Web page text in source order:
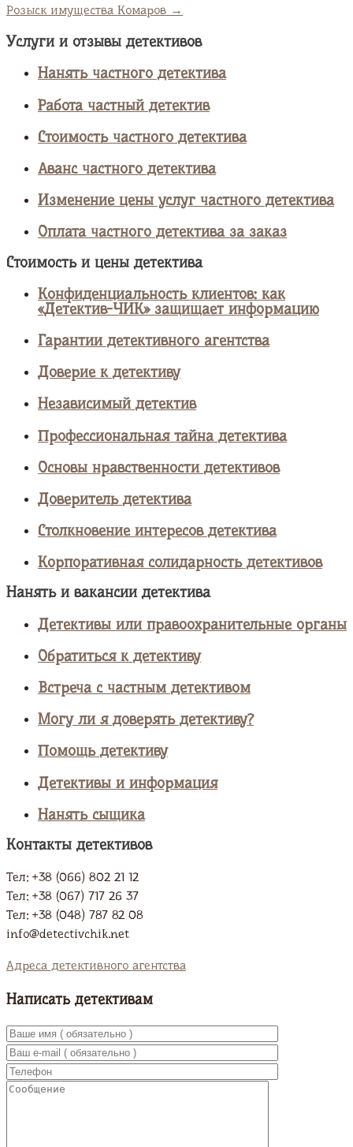
Розыск имущества Комаров →
Услуги и отзывы детективов
Нанять частного детектива
Работа частный детектив
Стоимость частного детектива
Аванс частного детектива
Изменение цены услуг частного детектива
Оплата частного детектива за заказ
Стоимость и цены детектива
Конфиденциальность клиентов: как
«Детектив-ЧИК» защищает информацию
Гарантии детективного агентства
Доверие к детективу
Независимый детектив
Профессиональная тайна детектива
Основы нравственности детективов
Доверитель детектива
Столкновение интересов детектива
Корпоративная солидарность детективов
Нанять и вакансии детектива
Детективы или правоохранительные органы
Обратиться к детективу
Встреча с частным детективом
Могу ли я доверять детективу?
Помощь детективу
Детективы и информация
Нанять сыщика
Контакты детективов
Тел: +38 (066) 802 21 12
Тел: +38 (067) 717 26 37
Тел: +38 (048) 787 82 08
info@detectivchik.net
Адреса детективного агентства
Написать детективам